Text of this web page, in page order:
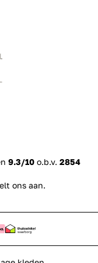
9.3/10 o.b.v. 2854
ons aan.